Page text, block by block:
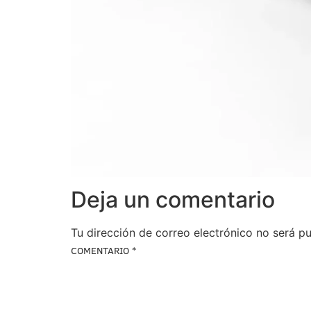
Deja un comentario
Tu dirección de correo electrónico no será
COMENTARIO *